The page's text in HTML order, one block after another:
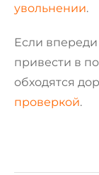
увольнении.
Если
привести в
обходятся
проверкой.